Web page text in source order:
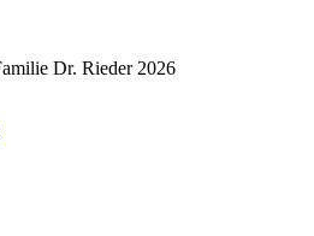
Dr. Rieder 2026